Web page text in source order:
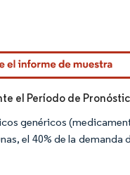
el Período de
genéricos
el 40% de la demanda